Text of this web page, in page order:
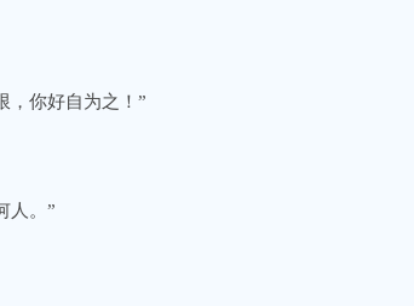
你好自为之！”
人。”